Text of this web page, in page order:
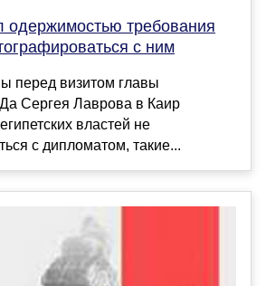
одержимостью требования
с ним
перед визитом главы
Сергея Лаврова в Каир
властей не
с дипломатом, такие...